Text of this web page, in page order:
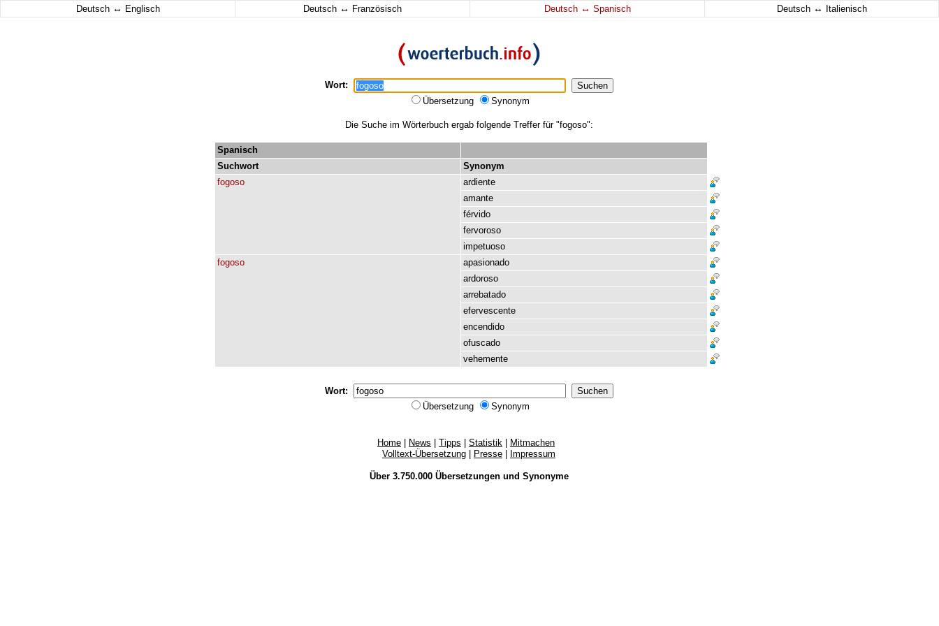
Deutsch ↔ Englisch Deutsch ↔ Französisch Deutsch ↔ Spanisch Deutsch ↔ Italienisch
Wort:
Übersetzung
Synonym
Die Suche im Wörterbuch ergab folgende Treffer für "fogoso":
Spanisch
Suchwort
Synonym
fogoso
ardiente
amante
férvido
fervoroso
impetuoso
fogoso
apasionado
ardoroso
arrebatado
efervescente
encendido
ofuscado
vehemente
Wort:
Übersetzung
Synonym
Home News Tipps Statistik
Mitmachen
Volltext-Übersetzung
Presse Impressum
Über 3.750.000 Übersetzungenund Synonyme